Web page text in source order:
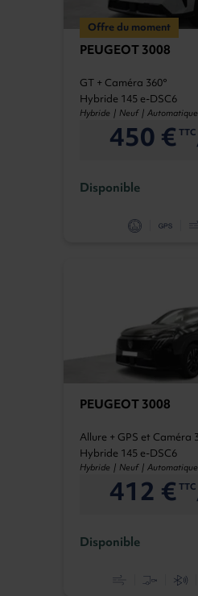
Offre du moment
PEUGEOT 3008
GT + Caméra 360°
Hybride 145 e-DSC6
Hybride | Neuf | Automatique
450 €TTC
Disponible
PEUGEOT 3008
Allure + GPS et Caméra
Hybride 145 e-DSC6
Hybride | Neuf | Automatique
412 €TTC
Disponible